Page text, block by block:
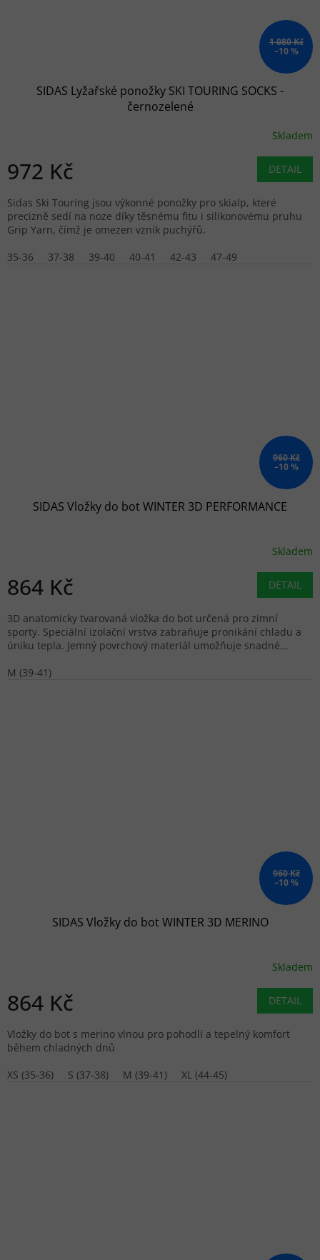
1 080 Kč
–10 %
SIDAS Lyžařské ponožky SKI TOURING SOCKS -
černozelené
Skladem
972 Kč DETAIL
Sidas Ski Touring jsou výkonné ponožky pro skialp, které
precizně sedí na noze díky těsnému fitu i silikonovému pruhu
Grip Yarn, čímž je omezen vznik puchýřů.
35-36
37-38 39-40 40-41 42-43 47-49
960 Kč
–10 %
SIDAS Vložky do bot WINTER 3D PERFORMANCE
Skladem
864 Kč DETAIL
3D anatomicky tvarovaná vložka do bot určená pro zimní
sporty. Speciální izolační vrstva zabraňuje pronikání chladu a
úniku tepla. Jemný povrchový materiál umožňuje snadné...
M (39-41)
960 Kč
–10 %
SIDAS Vložky do bot WINTER 3D MERINO
Skladem
864 Kč DETAIL
Vložky do bot s merino vlnou pro pohodlí a tepelný komfort
během chladných dnů
XS (35-36)
S (37-38) M (39-41) XL (44-45)